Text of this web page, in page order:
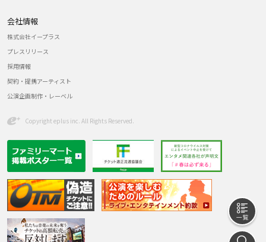
会社情報
株式会社イープラス
プレスリリース
採用情報
契約・提携アーティスト
公演企画制作・レーベル
Copyright eplus inc. All Rights Reserved.